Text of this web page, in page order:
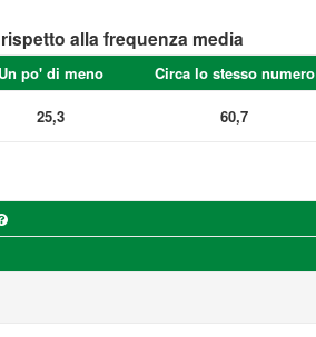
alla frequenza media
Un po' di meno Circa lo stesso numero
25,3 60,7